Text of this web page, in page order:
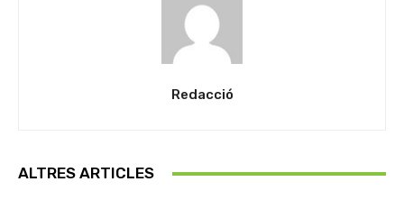
Redacció
ALTRES ARTICLES